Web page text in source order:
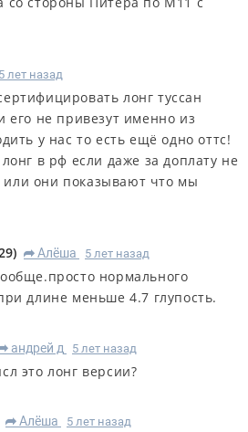
5 лет назад
лонг туссан
его не привезут именно из
у нас то есть ещё одно оттс!
в рф если даже за доплату не
или они показывают что мы
) R Алёша 5 лет назад
нормального
длине меньше 4.7 глупость.
андрей д 5 лет назад
это лонг версии?
R Алёша 5 лет назад